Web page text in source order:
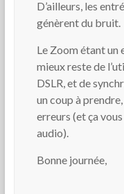
D’ailleurs, les
génèrent du bruit.
Le Zoom étant un
mieux reste de
DSLR, et de
un coup à
erreurs (et ça
audio).
Bonne journée,